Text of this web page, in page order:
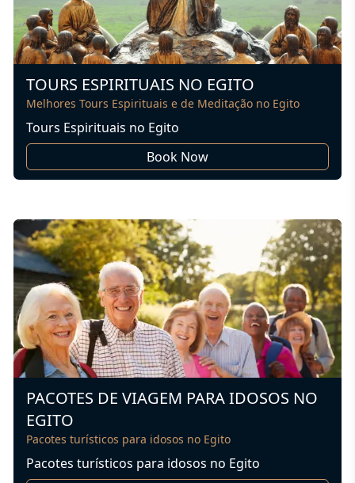
TOURS ESPIRITUAIS NO EGITO
Melhores Tours Espirituais e de Meditação no Egito
Tours Espirituais no Egito
Book Now
PACOTES DE VIAGEM PARA IDOSOS NO
EGITO
Pacotes turísticos para idosos no Egito
Pacotes turísticos para idosos no Egito